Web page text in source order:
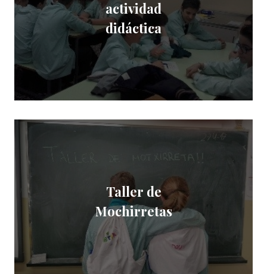
actividad
didáctica
Taller de
Mochirretas